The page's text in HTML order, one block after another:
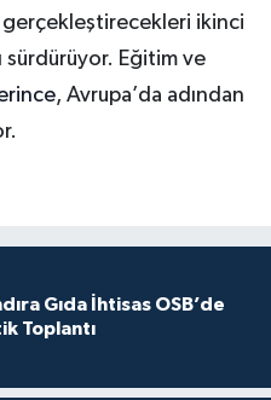
ikinci
sürdürüyor. Eğitim ve
, Avrupa’da adından
Gıda İhtisas OSB’de
Toplantı